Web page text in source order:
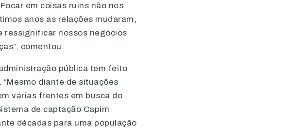
em coisas ruins não nos
anos as relações mudaram,
ressignificar nossos negócios
comentou.
pública tem feito
diante de situações
várias frentes em busca do
de captação Capim
décadas para uma população